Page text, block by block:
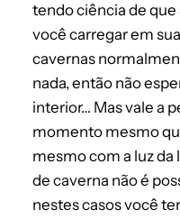
tendo ciência de que
você carregar em
cavernas
nada, então não
interior… Mas vale a
momento mesmo
mesmo com a luz
de caverna não é
nestes casos você